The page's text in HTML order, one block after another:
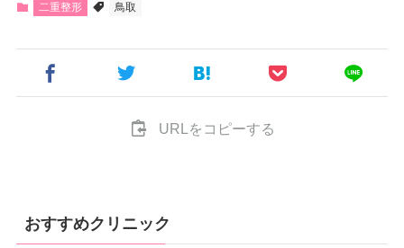
二重整形 鳥取
URLをコピーする
おすすめクリニック